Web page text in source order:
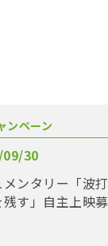
ンペーン
30
メンタリー「波
す」自主上映